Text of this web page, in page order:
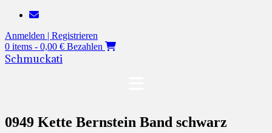
Zum
springen
Anmelden | Registrieren
0 items - 0,00 € Bezahlen
Schmuckati
0949 Kette Bernstein Band schwarz